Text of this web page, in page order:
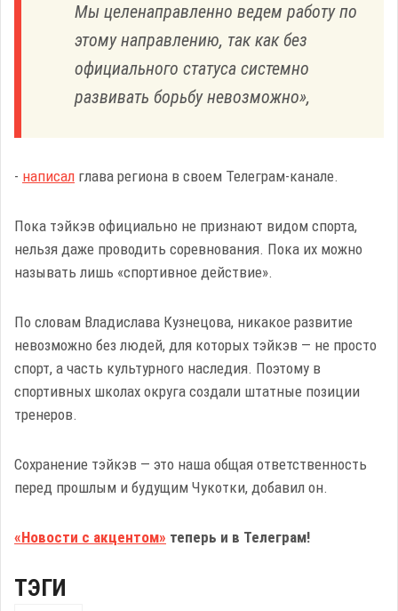
Мы целенаправленно ведем работу по
этому направлению, так как без
официального статуса системно
развивать борьбу невозможно»,
- написал глава региона в своем Телеграм-канале.
Пока тэйкэв официально не признают видом спорта,
нельзя даже проводить соревнования. Пока их можно
называть лишь «спортивное действие».
По словам Владислава Кузнецова, никакое развитие
невозможно без людей, для которых тэйкэв — не просто
спорт, а часть культурного наследия. Поэтому в
спортивных школах округа создали штатные позиции
тренеров.
Сохранение тэйкэв — это наша общая ответственность
перед прошлым и будущим Чукотки, добавил он.
«Новости с акцентом» теперь и в Телеграм!
ТЭГИ